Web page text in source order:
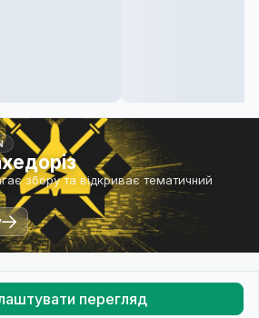
збору та відкриває тематичний
перегляд